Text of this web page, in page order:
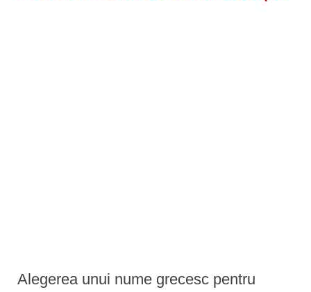
Alegerea unui nume grecesc pentru